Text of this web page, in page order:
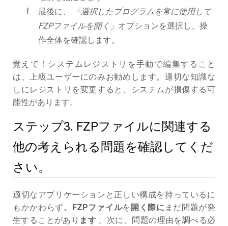
最後に、
「選択したプログラムを常に使用して
FZPファイルを開く」 オプションを選択し、操
作全体を確認します。
覚えて！システムレジストリを手動で編集すること
は、上級ユーザーにのみお勧めします。適切な知識な
しにレジストリを変更すると、システムが損傷する可
能性があります。
ステップ3. FZPファイルに関連する
他の考えられる問題を確認してくだ
さい。
適切なアプリケーションと正しい構成を持っているに
もかかわらず、FZPファイルを 開く際に まだ問題が発
生することがあり ます 。次に、問題の理由を調べる必